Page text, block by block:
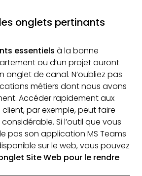
onglets pertinants
essentiels à la bonne
ou d’un projet auront
onglet de canal. N’oubliez pas
métiers dont nous avons
Accéder rapidement aux
par exemple, peut faire
Si l’outil que vous
pas son application MS Teams
sur le web, vous pouvez
Site Web pour le rendre